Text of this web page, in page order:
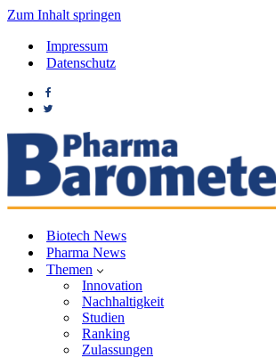
Zum Inhalt springen
Impressum
Datenschutz
Biotech News
Pharma News
Themen
Innovation
Nachhaltigkeit
Studien
Ranking
Zulassungen